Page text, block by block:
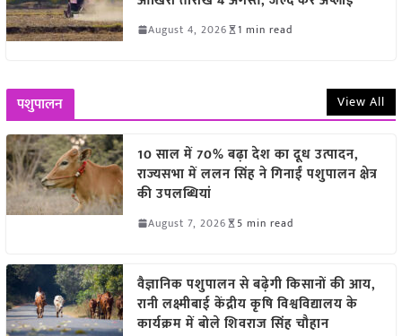
August 4, 2026 1 min read
पशुपालन View All
10 साल में 70% बढ़ा देश का दूध उत्पादन,
राज्यसभा में ललन सिंह ने गिनाईं पशुपालन क्षेत्र
की उपलब्धियां
August 7, 2026 5 min read
वैज्ञानिक पशुपालन से बढ़ेगी किसानों की आय,
रानी लक्ष्मीबाई केंद्रीय कृषि विश्वविद्यालय के
कार्यक्रम में बोले शिवराज सिंह चौहान